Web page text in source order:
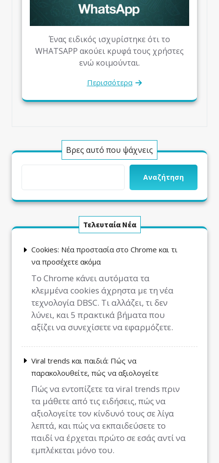
Ένας ειδικός ισχυρίστηκε ότι το
WHATSAPP ακούει κρυφά τους χρήστες
ενώ κοιμούνται.
Περισσότερα
Βρες αυτό που ψάχνεις
Αναζήτηση
Τελευταία Νέα
Cookies: Νέα προστασία στο Chrome και τι
να προσέχετε ακόμα
Το Chrome κάνει αυτόματα τα
κλεμμένα cookies άχρηστα με τη νέα
τεχνολογία DBSC. Τι αλλάζει, τι δεν
λύνει, και 5 πρακτικά βήματα που
αξίζει να συνεχίσετε να εφαρμόζετε.
Viral trends και παιδιά: Πώς να
παρακολουθείτε, πώς να αξιολογείτε
Πώς να εντοπίζετε τα viral trends πριν
τα μάθετε από τις ειδήσεις, πώς να
αξιολογείτε τον κίνδυνό τους σε λίγα
λεπτά, και πώς να εκπαιδεύσετε το
παιδί να έρχεται πρώτο σε εσάς αντί να
εμπλέκεται μόνο του.